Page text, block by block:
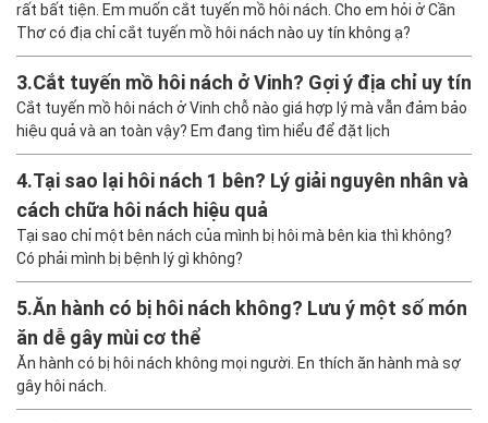
rất bất tiện. Em muốn cắt tuyến mồ hôi nách. Cho em hỏi ở Cần
Thơ có địa chỉ cắt tuyến mồ hôi nách nào uy tín không ạ?
3.Cắt tuyến mồ hôi nách ở Vinh? Gợi ý địa chỉ uy tín
Cắt tuyến mồ hôi nách ở Vinh chỗ nào giá hợp lý mà vẫn đảm bảo
hiệu quả và an toàn vậy? Em đang tìm hiểu để đặt lịch
4.Tại sao lại hôi nách 1 bên? Lý giải nguyên nhân và
cách chữa hôi nách hiệu quả
Tại sao chỉ một bên nách của mình bị hôi mà bên kia thì không?
Có phải mình bị bệnh lý gì không?
5.Ăn hành có bị hôi nách không? Lưu ý một số món
ăn dễ gây mùi cơ thể
Ăn hành có bị hôi nách không mọi người. En thích ăn hành mà sợ
gây hôi nách.